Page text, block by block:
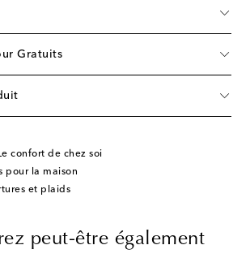
Gratuits
confort de chez soi
pour la maison
et plaids
peut-être également